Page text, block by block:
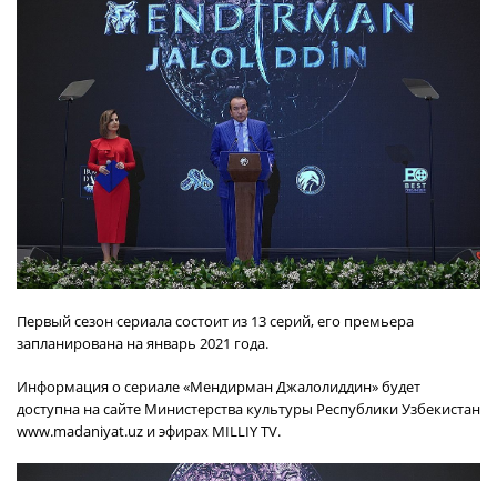
Первый сезон сериала состоит из 13 серий, его премьера
запланирована на январь 2021 года.
Информация о сериале «Мендирман Джалолиддин» будет
доступна на сайте Министерства культуры Республики Узбекистан
www.madaniyat.uz и эфирах MILLIY TV.